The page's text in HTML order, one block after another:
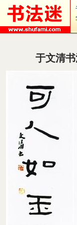
于文清